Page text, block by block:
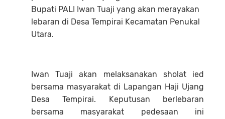
Bupati PALI Iwan Tuaji yang akan merayakan
lebaran di Desa Tempirai Kecamatan Penukal
Utara.
Iwan Tuaji akan melaksanakan sholat ied
bersama masyarakat di Lapangan Haji Ujang
Desa Tempirai. Keputusan berlebaran
bersama masyarakat pedesaan ini